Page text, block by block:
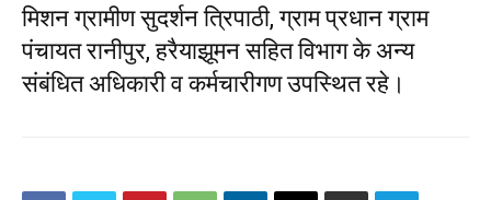
मिशन ग्रामीण सुदर्शन त्रिपाठी, ग्राम प्रधान ग्राम
पंचायत रानीपुर, हरैयाझूमन सहित विभाग के अन्य
संबंधित अधिकारी व कर्मचारीगण उपस्थित रहे।